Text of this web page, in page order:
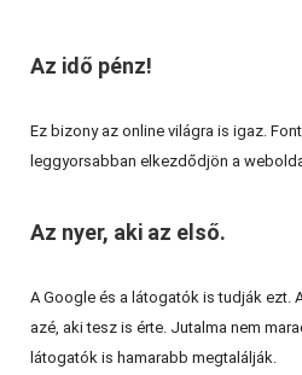
Az idő pénz!
Ez bizony az online világra is igaz.
leggyorsabban elkezdődjön a
Az nyer, aki az első.
A Google és a látogatók is tudják ezt.
azé, aki tesz is érte. Jutalma nem
látogatók is hamarabb megtalálják.